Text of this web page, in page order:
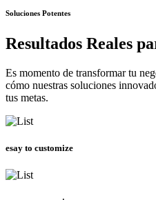
Soluciones Potentes
Resultados Reales
Es momento de transformar tu
cómo nuestras soluciones
tus metas.
esay to customize